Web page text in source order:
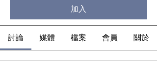
加入
討論 媒體 檔案 會員 關於